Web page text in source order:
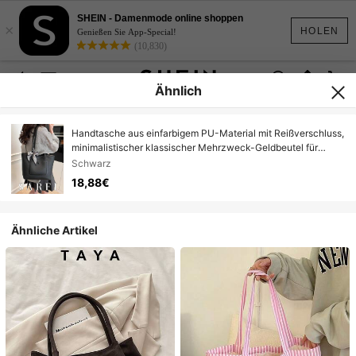
HOLEN
×
SHEIN - Damenmode online shoppen
Genießen Sie App-Special!
(10,830)
Ähnlich
Handtasche aus einfarbigem PU-Material mit Reißverschluss,
minimalistischer klassischer Mehrzweck-Geldbeutel für
Frauen, geeignet für Einkaufen, Dates und den Arbeitsweg
Schwarz
18,88€
Ähnliche Artikel